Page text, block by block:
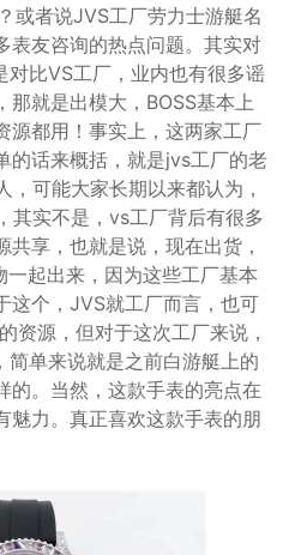
或者说JVS工厂劳力士游艇名
表友咨询的热点问题。其实对
比VS工厂，业内也有很多谣
那就是出模大，BOSS基本上
源都用！事实上，这两家工厂
的话来概括，就是jvs工厂的老
可能大家长期以来都认为，
其实不是，vs工厂背后有很多
享，也就是说，现在出货，
起出来，因为这些工厂基本
这个，JVS就工厂而言，也可
资源，但对于这次工厂来说，
单来说就是之前白游艇上的
的。当然，这款手表的亮点在
魅力。真正喜欢这款手表的朋